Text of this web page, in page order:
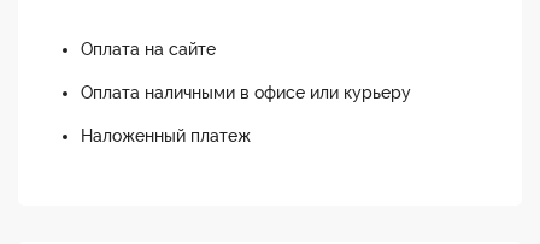
Оплата на сайте
Оплата наличными в офисе или курьеру
Наложенный платеж